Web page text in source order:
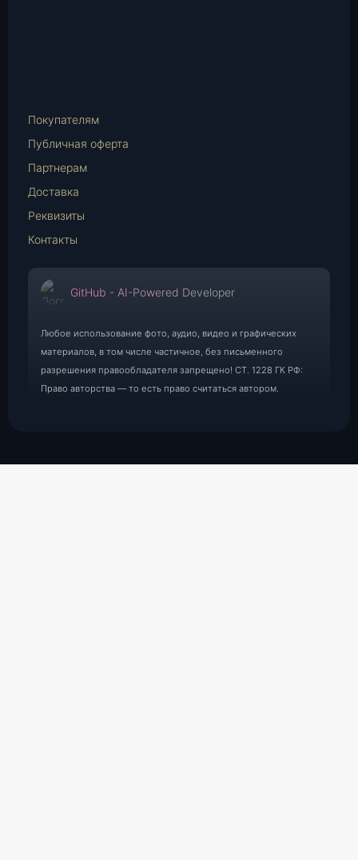
Mail
Покупателям
Публичная оферта
Партнерам
Доставка
Реквизиты
Контакты
GitHub - AI-Powered Developer
Любое использование фото, аудио, видео и графических
материалов, в том числе частичное, без письменного
разрешения правообладателя запрещено! СТ. 1228 ГК РФ:
Право авторства — то есть право считаться автором.